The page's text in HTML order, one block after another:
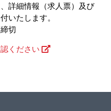
詳細情報（求人票）及び
いたします。
切
ください